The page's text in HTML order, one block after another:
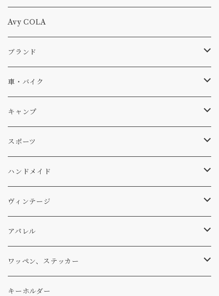
Tシャツ
キャップ、ニット
ソックス
雑貨
ステッカー
バッグ
パンツ
パーカー・トレーナー
アウター
コラボ
Avy COLA
ブランド
Db
サーフ
スキー
A-Frame
DOGS
WEAR
Four My Self
Ten
アメリカ軍払い下げ
...mura
車・バイク
車外
マット、シート
エアフレッシュナー
小物
ヘルメット
キャンプ
ファニチャー
キッチン
スリーピング
小物
コーヒー
焚き火
スポーツ
サーフ
スキー
ハンドメイド
ステッカー
ワッペン
小物
ヴィンテージ
ワッペン
ステッカー
小物
アパレル
Tシャツ
キャップ、ニット
ワッペン、ステッカー
ワッペン
キーホルダー